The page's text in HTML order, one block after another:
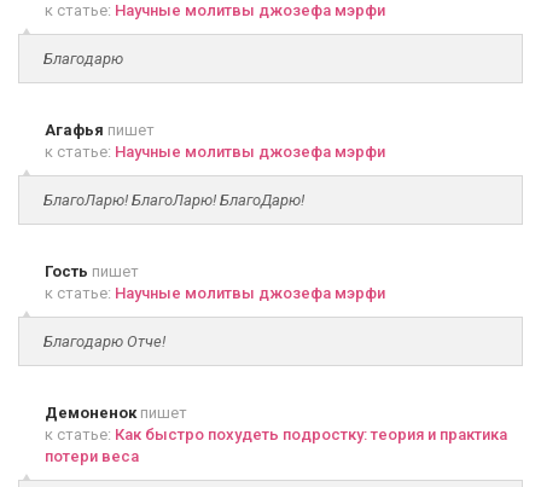
к статье: Научные молитвы джозефа мэрфи
Благодарю
Агафья пишет
к статье: Научные молитвы джозефа мэрфи
БлагоЛарю! БлагоЛарю! БлагоДарю!
Гость пишет
к статье: Научные молитвы джозефа мэрфи
Благодарю Отче!
Демоненокпишет
к статье: Как быстро похудеть подростку: теория и практика
потери веса